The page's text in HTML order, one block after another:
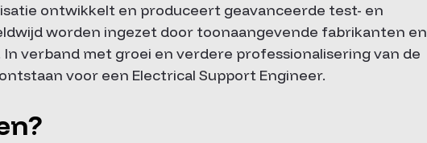
ontwikkelt en produceert geavanceerde test- en
worden ingezet door toonaangevende fabrikanten en
verband met groei en verdere professionalisering van de
voor een Electrical Support Engineer.